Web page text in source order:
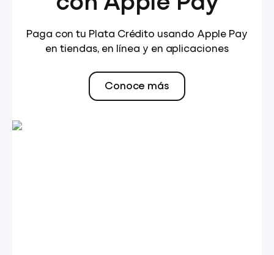
Paga con tu Plata Crédito usando Apple Pay
en tiendas, en línea y en aplicaciones
Conoce más